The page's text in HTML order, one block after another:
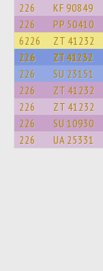
226 KF 90849
226 PP 50410
6226 ZT 41232
226 ZT 41232
226 SU 23151
226 ZT 41232
226 ZT 41232
226 SU 10930
226 UA 25331